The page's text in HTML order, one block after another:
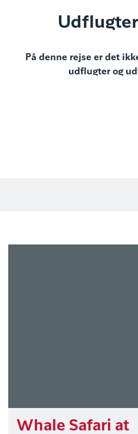
På denne rejse er det
udflugter og
Whale Safari at